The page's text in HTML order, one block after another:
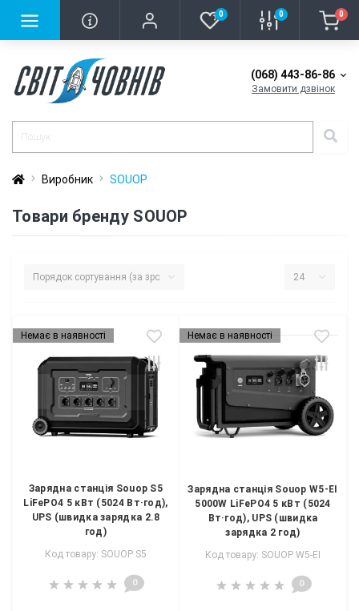
0 0 0
(068) 443-86-86
Замовити дзвінок
Виробник SOUOP
Товари бренду SOUOP
Немає в наявності
Зарядна станція Souop S5
LiFePO4 5 кВт (5024 Вт·год),
UPS (швидка зарядка 2.8
год)
Код товару: SOUOP S5
0
Немає в наявності
Зарядна станція Souop W5-EI
5000W LiFePO4 5 кВт (5024
Вт·год), UPS (швидка
зарядка 2 год)
Код товару: SOUOP W5-EI
0